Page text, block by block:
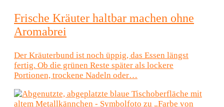
Frische Kräuter haltbar machen ohne
Aromabrei
Der Kräuterbund ist noch üppig, das Essen längst
fertig. Ob die grünen Reste später als lockere
Portionen, trockene Nadeln oder…